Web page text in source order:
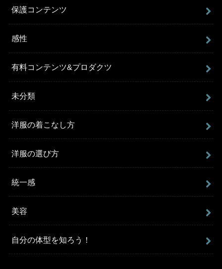
保護コンテンツ
感性
有料コンテンツ&プロダクツ
未分類
洋服の着こなし方
洋服の選び方
統一感
美容
自分の体型を知ろう！